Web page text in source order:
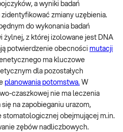
a wyniki badań
zmiany uzębienia.
do wykonania badań
żylnej, z której izolowane jest DNA
potwierdzenie obecności mutacji
ma kluczowe
dla pozostałych
planowania potomstwa. W
czaszkowej nie ma leczenia
na zapobieganiu urazom,
obejmującej m.in.
zębów nadliczbowych.